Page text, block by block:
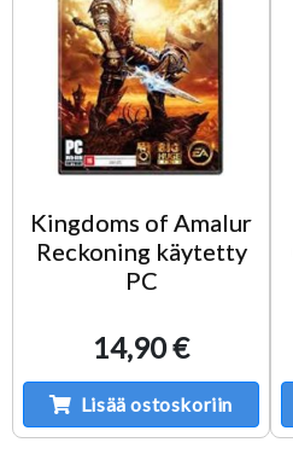
Kingdoms of Amalur
Reckoning käytetty
PC
14,90 €
Lisää ostoskoriin